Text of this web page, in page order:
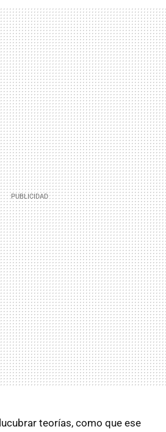
teorías, como que ese